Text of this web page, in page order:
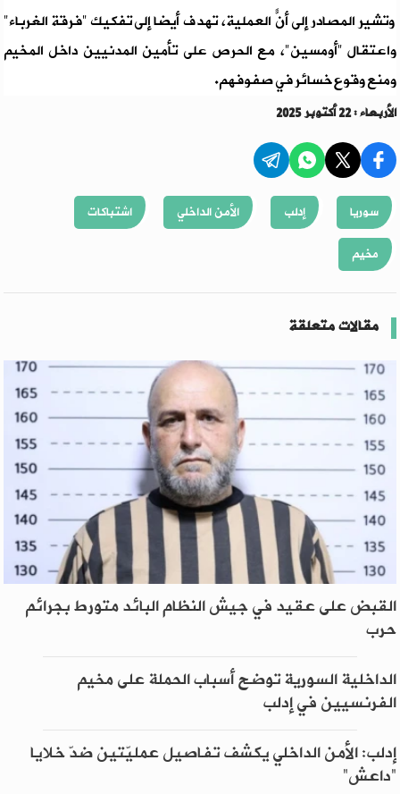
وتشير المصادر إلى أنّ العملية، تهدف أيضاً إلى تفكيك "فرقة الغرباء"
واعتقال "أومسين"، مع الحرص على تأمين المدنيين داخل المخيم
ومنع وقوع خسائر في صفوفهم.
الأربعاء : 22 أكتوبر 2025
سوريا إدلب الأمن الداخلي
اشتباكات
مخيم
مقالات متعلقة
القبض على عقيد في جيش النظام البائد متورط بجرائم
حرب
الداخلية السورية توضح أسباب الحملة على مخيم
الفرنسيين في إدلب
إدلب: الأمن الداخلي يكشف تفاصيل عمليّتين ضدّ خلايا
“داعش”